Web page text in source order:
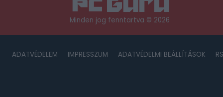
Minden jog fenntartva © 2026
ADATVÉDELEM IMPRESSZUM ADATVÉDELMI BEÁLLÍTÁSOK